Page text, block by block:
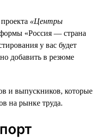
«Центры
«Россия — страна
у вас будет
добавить в резюме
и выпускников, которые
на рынке труда.